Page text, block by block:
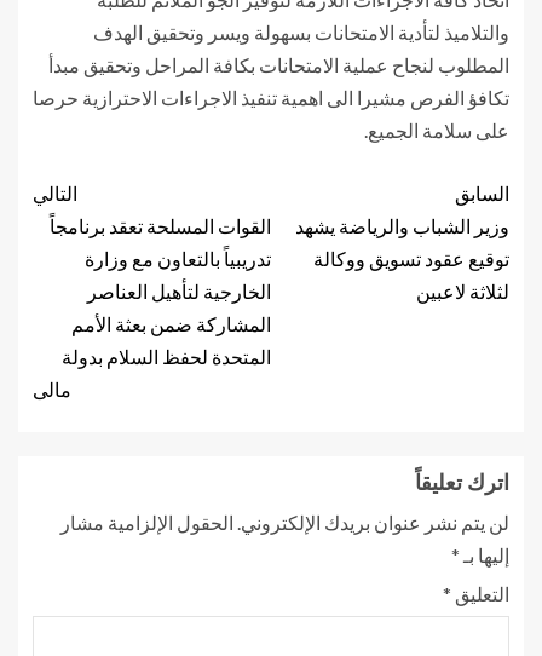
والتلاميذ لتأدية الامتحانات بسهولة ويسر وتحقيق الهدف
المطلوب لنجاح عملية الامتحانات بكافة المراحل وتحقيق مبدأ
تكافؤ الفرص مشيرا الى اهمية تنفيذ الاجراءات الاحترازية حرصا
على سلامة الجميع.
السابق
وزير الشباب والرياضة يشهد
توقيع عقود تسويق ووكالة
لثلاثة لاعبين
التالي
القوات المسلحة تعقد برنامجاً
تدريبياً بالتعاون مع وزارة
الخارجية لتأهيل العناصر
المشاركة ضمن بعثة الأمم
المتحدة لحفظ السلام بدولة
مالى
اترك تعليقاً
لن يتم نشر عنوان بريدك الإلكتروني. الحقول الإلزامية مشار
إليها بـ *
التعليق *